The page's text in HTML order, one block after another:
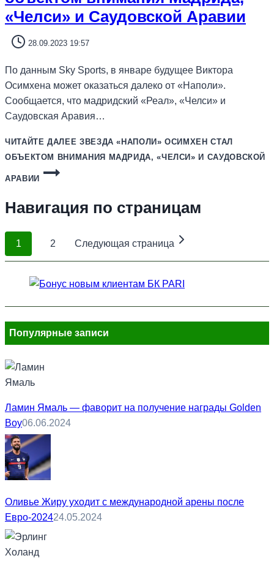
«Челси» и Саудовской Аравии
28.09.2023 19:57
По данным Sky Sports, в январе будущее Виктора
Осимхена может оказаться далеко от «Наполи».
Сообщается, что мадридский «Реал», «Челси» и
Саудовская Аравия…
ЧИТАЙТЕ ДАЛЕЕ ЗВЕЗДА «НАПОЛИ» ОСИМХЕН СТАЛ
ОБЪЕКТОМ ВНИМАНИЯ МАДРИДА, «ЧЕЛСИ» И САУДОВСКОЙ
АРАВИИ
Навигация по страницам
1 2 Следующая страница
Популярные записи
Ламин Ямаль — фаворит на получение награды Golden
Boy06.06.2024
Оливье Жиру уходит с международной арены после
Евро-202424.05.2024